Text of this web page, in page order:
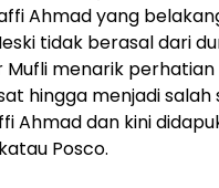
Ahmad yang
tidak berasal dari
Mufli menarik
hingga menjadi salah
Ahmad dan kini
Posco.